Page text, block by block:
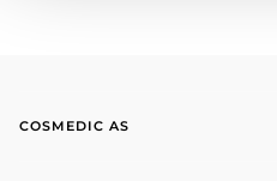
COSMEDIC AS